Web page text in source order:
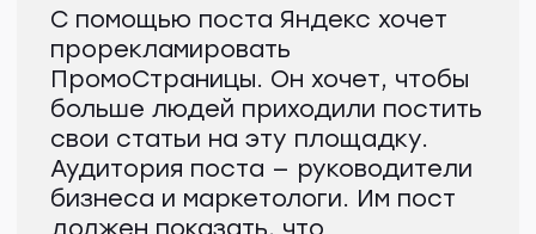
Одна из главных фишек
ПромоСтраниц — Scroll2Site:
пользователь дочитывает
статью и может сразу
перейти на сайт компании,
просто проскроллив
страницу до конца.
Для чего нужны
ПромоСтраницы?